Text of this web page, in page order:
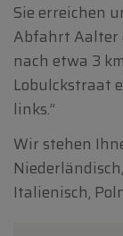
Sie erreichen
Abfahrt Aalter
nach etwa 3
Lobulckstraat
links.”
Wir stehen
Italienisch,